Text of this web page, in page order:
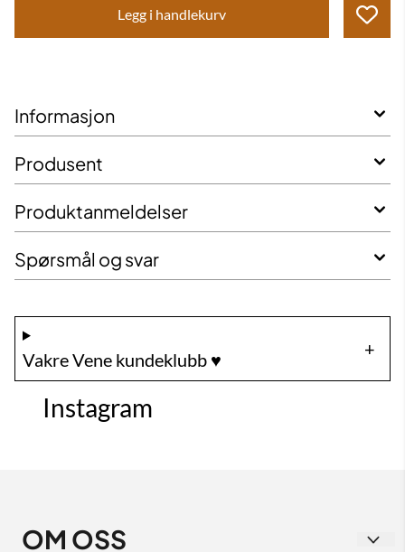
Legg i handlekurv
Informasjon
Produsent
Produktanmeldelser
Spørsmål og svar
Vakre Vene kundeklubb ♥️
Instagram
OM OSS